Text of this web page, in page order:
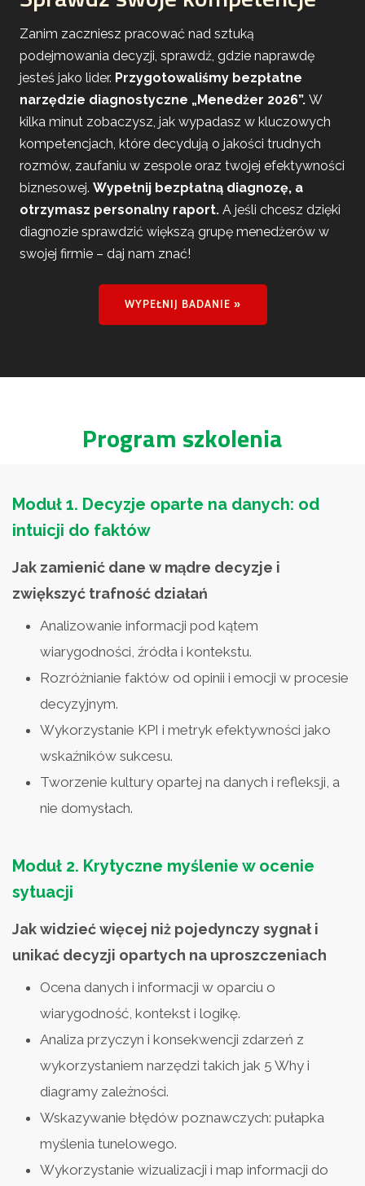
Zanim zaczniesz pracować nad sztuką
podejmowania decyzji, sprawdź, gdzie naprawdę
jesteś jako lider. Przygotowaliśmy bezpłatne
narzędzie diagnostyczne „Menedżer 2026”. W
kilka minut zobaczysz, jak wypadasz w kluczowych
kompetencjach, które decydują o jakości trudnych
rozmów, zaufaniu w zespole oraz twojej efektywności
biznesowej. Wypełnij bezpłatną diagnozę, a
otrzymasz personalny raport. A jeśli chcesz dzięki
diagnozie sprawdzić większą grupę menedżerów w
swojej firmie – daj nam znać!
WYPEŁNIJ BADANIE »
Program szkolenia
Moduł 1. Decyzje oparte na danych: od
intuicji do faktów
Jak zamienić dane w mądre decyzje i
zwiększyć trafność działań
Analizowanie informacji pod kątem
wiarygodności, źródła i kontekstu.
Rozróżnianie faktów od opinii i emocji w procesie
decyzyjnym.
Wykorzystanie KPI i metryk efektywności jako
wskaźników sukcesu.
Tworzenie kultury opartej na danych i refleksji, a
nie domysłach.
Moduł 2. Krytyczne myślenie w ocenie
sytuacji
Jak widzieć więcej niż pojedynczy sygnał i
unikać decyzji opartych na uproszczeniach
Ocena danych i informacji w oparciu o
wiarygodność, kontekst i logikę.
Analiza przyczyn i konsekwencji zdarzeń z
wykorzystaniem narzędzi takich jak 5 Why i
diagramy zależności.
Wskazywanie błędów poznawczych: pułapka
myślenia tunelowego.
Wykorzystanie wizualizacji i map informacji do